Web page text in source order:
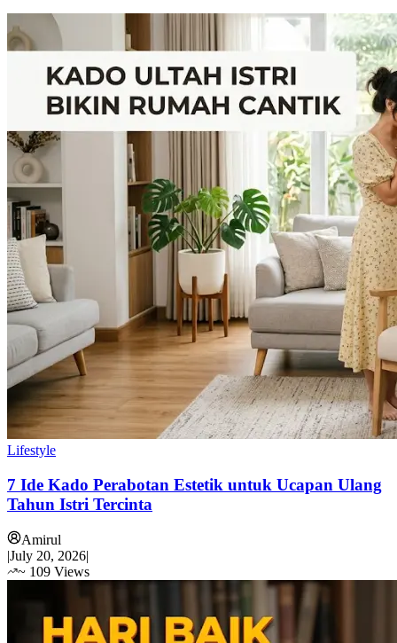
Lifestyle
7 Ide Kado Perabotan Estetik untuk Ucapan Ulang
Tahun Istri Tercinta
Amirul
|July 20, 2026|
~ 109 Views